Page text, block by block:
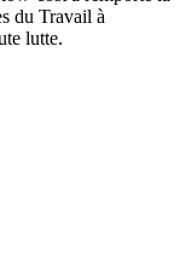
du Travail à
lutte.